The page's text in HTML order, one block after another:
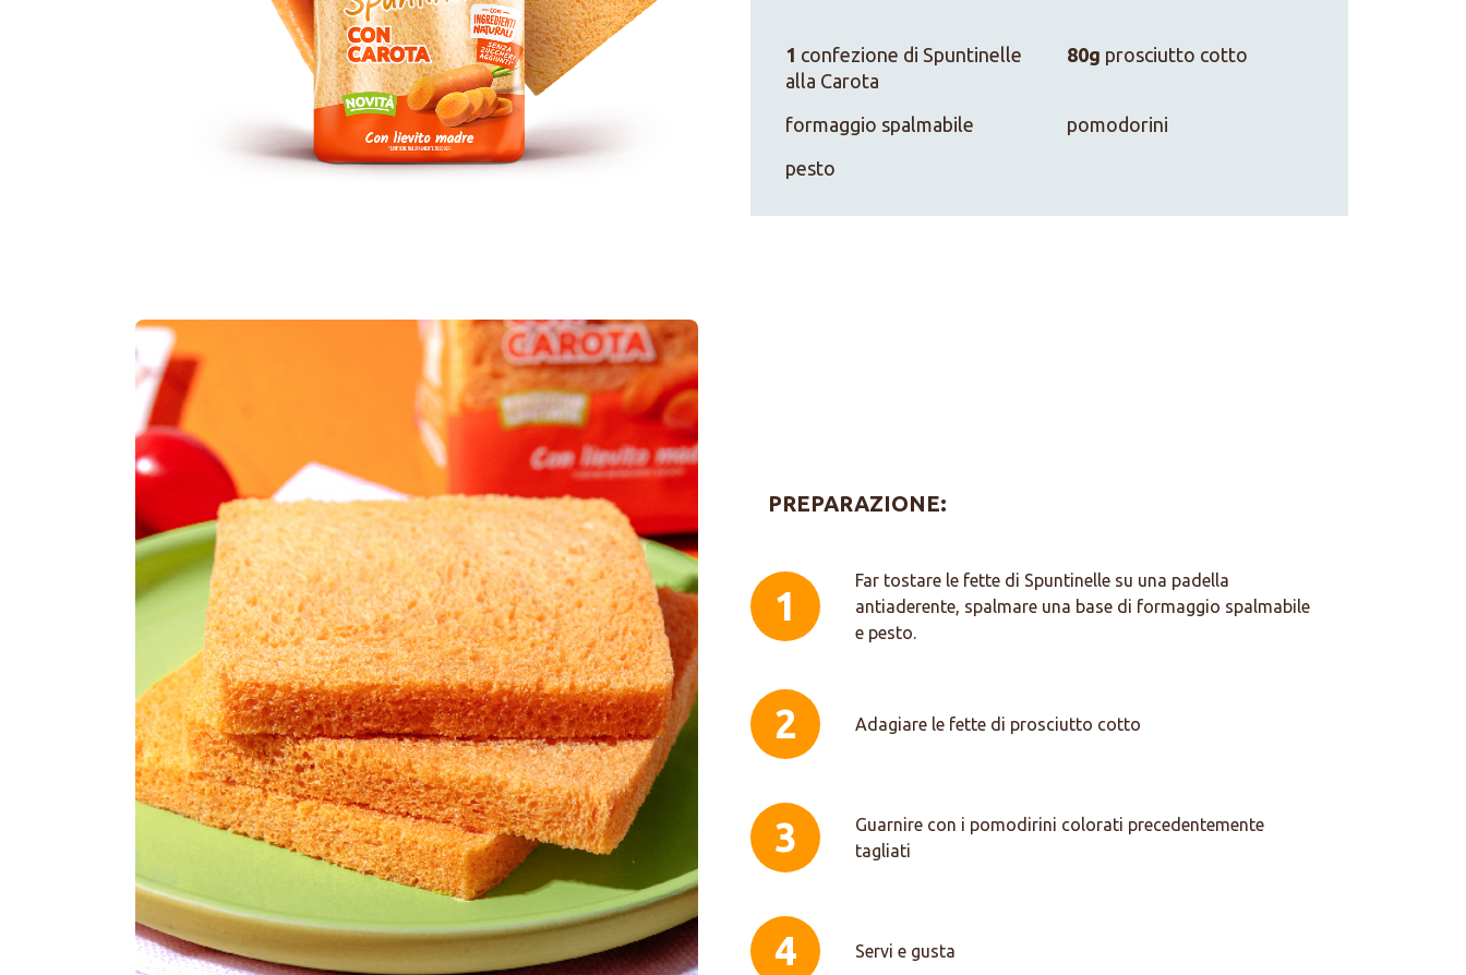
1 confezione di Spuntinelle
alla Carota
80g prosciutto cotto
formaggio spalmabile
pomodorini
pesto
PREPARAZIONE:
1
Far tostare le fette di Spuntinelle su una padella
antiaderente, spalmare una base di formaggio spalmabile
e pesto.
2 Adagiare le fette di prosciutto cotto
3
Guarnire con i pomodirini colorati precedentemente
tagliati
4 Servi e gusta